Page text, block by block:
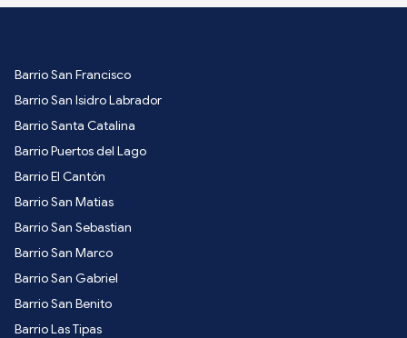
Barrio San Francisco
Barrio San Isidro Labrador
Barrio Santa Catalina
Barrio Puertos del Lago
Barrio El Cantón
Barrio San Matias
Barrio San Sebastian
Barrio San Marco
Barrio San Gabriel
Barrio San Benito
Barrio Las Tipas